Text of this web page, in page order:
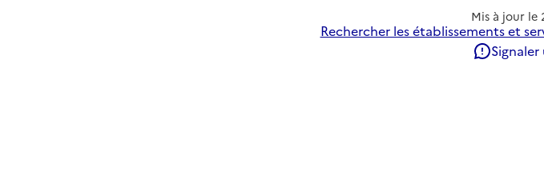
Mis à jour le
Rechercher les établissements et